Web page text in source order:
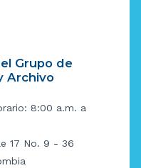
Grupo de
Archivo
8:00 a.m. a
17 No. 9 - 36